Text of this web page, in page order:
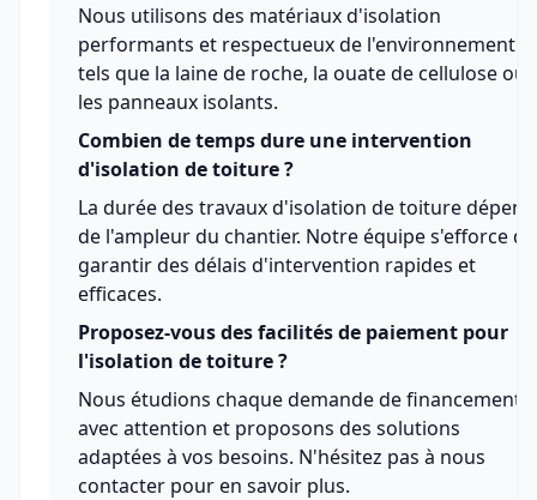
Nous utilisons des matériaux d'isolation
performants et respectueux de l'environnement
tels que la laine de roche, la ouate de cellulose ou
les panneaux isolants.
Combien de temps dure une intervention
d'isolation de toiture ?
La durée des travaux d'isolation de toiture dépend
de l'ampleur du chantier. Notre équipe s'efforce de
garantir des délais d'intervention rapides et
efficaces.
Proposez-vous des facilités de paiement pour
l'isolation de toiture ?
Nous étudions chaque demande de financement
avec attention et proposons des solutions
adaptées à vos besoins. N'hésitez pas à nous
contacter pour en savoir plus.